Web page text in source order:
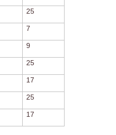
25
7
9
25
17
25
17